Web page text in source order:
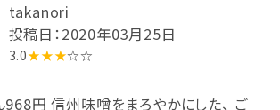
takanori
投稿日：2020年03月25日
3.0★★★☆☆
968円 信州味噌をまろやかにした、 ご